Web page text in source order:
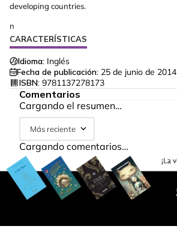
developing countries.
n
CARACTERÍSTICAS
Idioma: Inglés
Fecha de publicación: 25 de junio de 2014
ISBN: 9781137278173
Comentarios
Cargando el resumen…
Más reciente
Cargando comentarios…